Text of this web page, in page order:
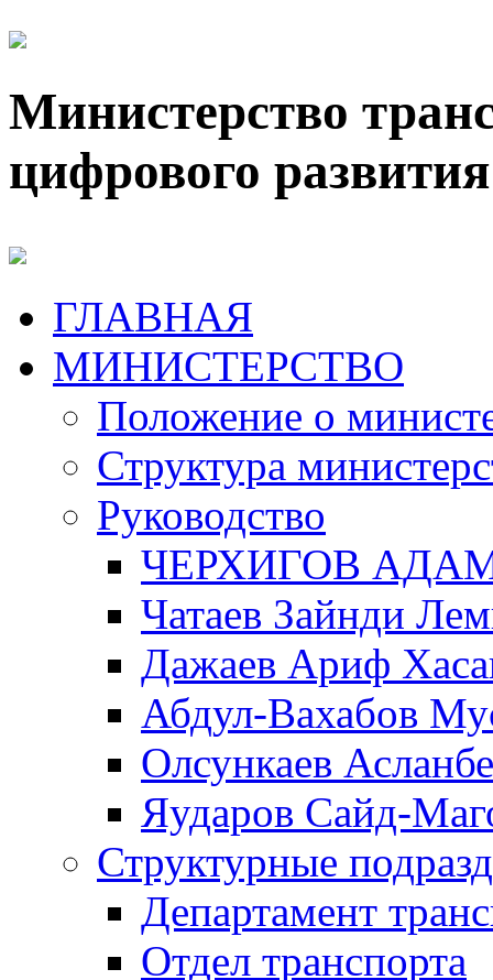
Министерство
цифрового
ГЛАВНАЯ
МИНИСТЕРСТВО
Положение о
Структура
Руководство
ЧЕРХИГОВ
Чатаев Зайнди
Дажаев Ариф
Абдул-Вахабов
Олсункаев
Яударов Сайд-
Структурные
Департамент
Отдел транспорта